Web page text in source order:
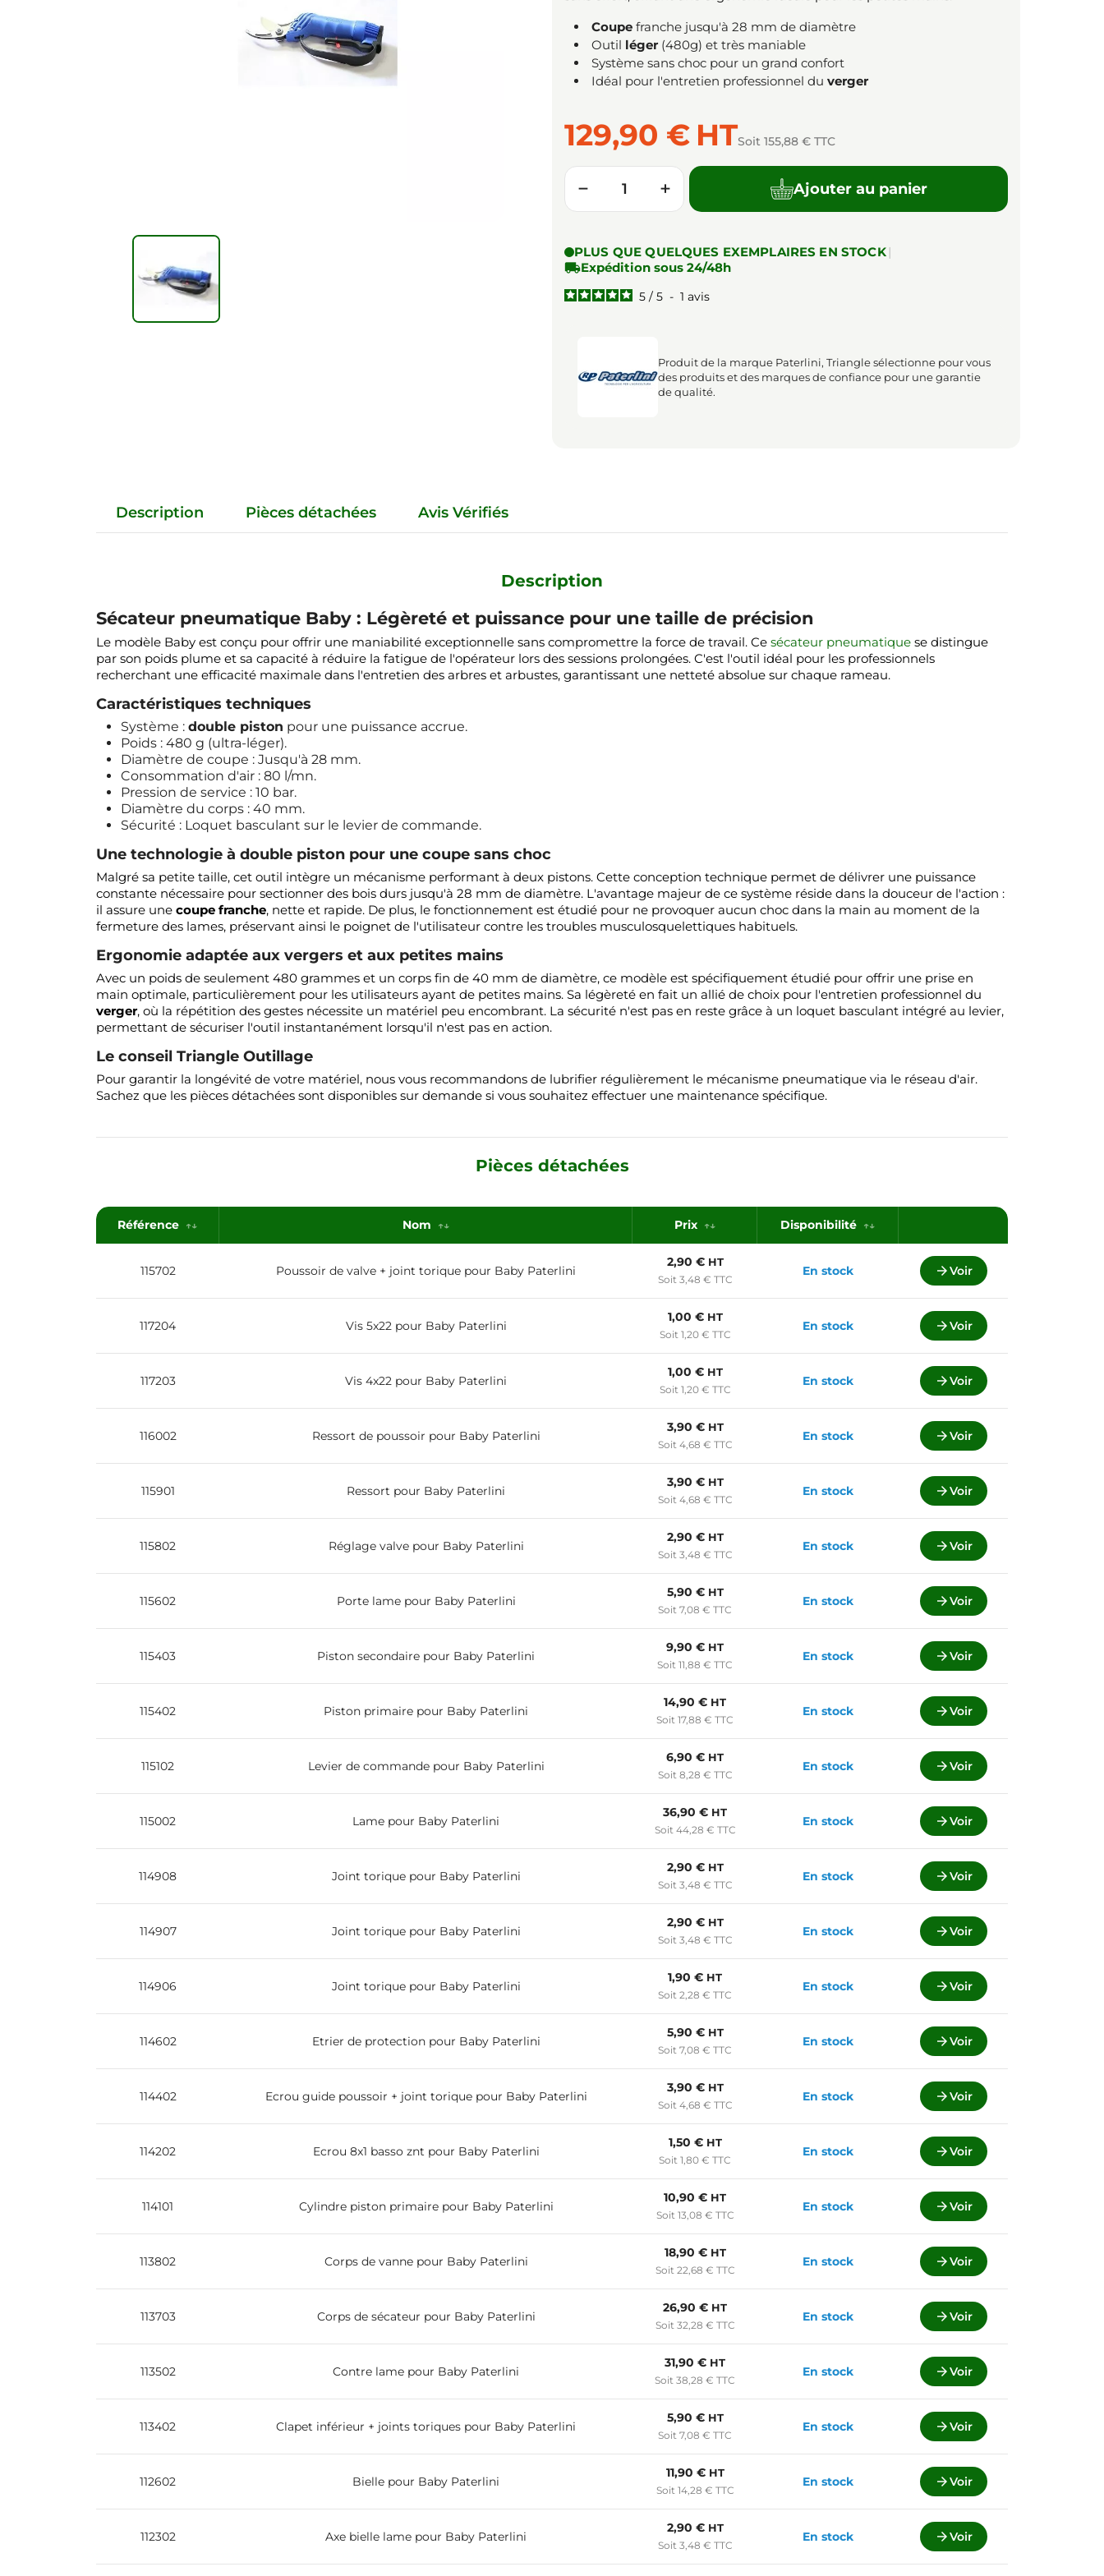
Coupe franche jusqu'à 28 mm de diamètre
Outil léger (480g) et très maniable
Système sans choc pour un grand confort
Idéal pour l'entretien professionnel du verger
129,90 € HTSoit 155,88 € TTC
Quantité
− + Ajouter au panier
PLUS QUE QUELQUES EXEMPLAIRES EN STOCK |
Expédition sous 24/48h
5 / 5 - 1 avis
Produit de la marque Paterlini, Triangle sélectionne pour vous
des produits et des marques de confiance pour une garantie
de qualité.
Description Pièces détachées Avis Vérifiés
Description
Sécateur pneumatique Baby : Légèreté et puissance pour une taille de précision
Le modèle Baby est conçu pour offrir une maniabilité exceptionnelle sans compromettre la force de travail. Ce sécateur pneumatique se distingue
par son poids plume et sa capacité à réduire la fatigue de l'opérateur lors des sessions prolongées. C'est l'outil idéal pour les professionnels
recherchant une efficacité maximale dans l'entretien des arbres et arbustes, garantissant une netteté absolue sur chaque rameau.
Caractéristiques techniques
Système : double piston pour une puissance accrue.
Poids : 480 g (ultra-léger).
Diamètre de coupe : Jusqu'à 28 mm.
Consommation d'air : 80 l/mn.
Pression de service : 10 bar.
Diamètre du corps : 40 mm.
Sécurité : Loquet basculant sur le levier de commande.
Une technologie à double piston pour une coupe sans choc
Malgré sa petite taille, cet outil intègre un mécanisme performant à deux pistons. Cette conception technique permet de délivrer une puissance
constante nécessaire pour sectionner des bois durs jusqu'à 28 mm de diamètre. L'avantage majeur de ce système réside dans la douceur de l'action :
il assure une coupe franche, nette et rapide. De plus, le fonctionnement est étudié pour ne provoquer aucun choc dans la main au moment de la
fermeture des lames, préservant ainsi le poignet de l'utilisateur contre les troubles musculosquelettiques habituels.
Ergonomie adaptée aux vergers et aux petites mains
Avec un poids de seulement 480 grammes et un corps fin de 40 mm de diamètre, ce modèle est spécifiquement étudié pour offrir une prise en
main optimale, particulièrement pour les utilisateurs ayant de petites mains. Sa légèreté en fait un allié de choix pour l'entretien professionnel du
verger, où la répétition des gestes nécessite un matériel peu encombrant. La sécurité n'est pas en reste grâce à un loquet basculant intégré au levier,
permettant de sécuriser l'outil instantanément lorsqu'il n'est pas en action.
Le conseil Triangle Outillage
Pour garantir la longévité de votre matériel, nous vous recommandons de lubrifier régulièrement le mécanisme pneumatique via le réseau d'air.
Sachez que les pièces détachées sont disponibles sur demande si vous souhaitez effectuer une maintenance spécifique.
Pièces détachées
Référence Nom Prix Disponibilité
115702 Poussoir de valve + joint torique pour Baby Paterlini
2,90 € HT
Soit 3,48 € TTC
En stock Voir
117204 Vis 5x22 pour Baby Paterlini
1,00 € HT
Soit 1,20 € TTC
En stock Voir
117203 Vis 4x22 pour Baby Paterlini
1,00 € HT
Soit 1,20 € TTC
En stock Voir
116002 Ressort de poussoir pour Baby Paterlini
3,90 € HT
Soit 4,68 € TTC
En stock Voir
115901 Ressort pour Baby Paterlini
3,90 € HT
Soit 4,68 € TTC
En stock Voir
115802 Réglage valve pour Baby Paterlini
2,90 € HT
Soit 3,48 € TTC
En stock Voir
115602 Porte lame pour Baby Paterlini
5,90 € HT
Soit 7,08 € TTC
En stock Voir
115403 Piston secondaire pour Baby Paterlini
9,90 € HT
Soit 11,88 € TTC
En stock Voir
115402 Piston primaire pour Baby Paterlini
14,90 € HT
Soit 17,88 € TTC
En stock Voir
115102 Levier de commande pour Baby Paterlini
6,90 € HT
Soit 8,28 € TTC
En stock Voir
115002 Lame pour Baby Paterlini
36,90 € HT
Soit 44,28 € TTC
En stock Voir
114908 Joint torique pour Baby Paterlini
2,90 € HT
Soit 3,48 € TTC
En stock Voir
114907 Joint torique pour Baby Paterlini
2,90 € HT
Soit 3,48 € TTC
En stock Voir
114906 Joint torique pour Baby Paterlini
1,90 € HT
Soit 2,28 € TTC
En stock Voir
114602 Etrier de protection pour Baby Paterlini
5,90 € HT
Soit 7,08 € TTC
En stock Voir
114402 Ecrou guide poussoir + joint torique pour Baby Paterlini
3,90 € HT
Soit 4,68 € TTC
En stock Voir
114202 Ecrou 8x1 basso znt pour Baby Paterlini
1,50 € HT
Soit 1,80 € TTC
En stock Voir
114101 Cylindre piston primaire pour Baby Paterlini
10,90 € HT
Soit 13,08 € TTC
En stock Voir
113802 Corps de vanne pour Baby Paterlini
18,90 € HT
Soit 22,68 € TTC
En stock Voir
113703 Corps de sécateur pour Baby Paterlini
26,90 € HT
Soit 32,28 € TTC
En stock Voir
113502 Contre lame pour Baby Paterlini
31,90 € HT
Soit 38,28 € TTC
En stock Voir
113402 Clapet inférieur + joints toriques pour Baby Paterlini
5,90 € HT
Soit 7,08 € TTC
En stock Voir
112602 Bielle pour Baby Paterlini
11,90 € HT
Soit 14,28 € TTC
En stock Voir
112302 Axe bielle lame pour Baby Paterlini
2,90 € HT
Soit 3,48 € TTC
En stock Voir